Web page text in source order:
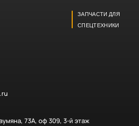
ЗАПЧАСТИ ДЛЯ
СПЕЦТЕХНИКИ
73А, оф 309, 3-й этаж